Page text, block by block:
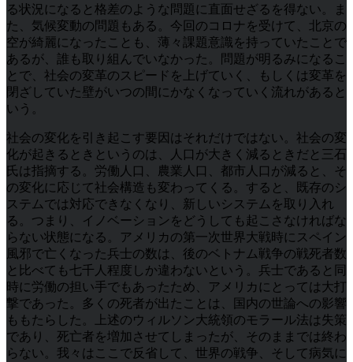
る状況になると格差のような問題に直面せざるを得ない。ま
た、気候変動の問題もある。今回のコロナを受けて、北京の
空が綺麗になったことも、薄々課題意識を持っていたことで
あるが、誰も取り組んでいなかった。問題が明るみになるこ
とで、社会の変革のスピードを上げていく、もしくは変革を
閉ざしていた壁がいつの間にかなくなっていく流れがあると
いう。
社会の変化を引き起こす要因はそれだけではない。社会の変
化が起きるときというのは、人口が大きく減るときだと三石
氏は指摘する。労働人口、農業人口、都市人口が減ると、そ
の変化に応じて社会構造も変わってくる。すると、既存のシ
ステムでは対応できなくなり、新しいシステムを取り入れ
る。つまり、イノベーションをどうしても起こさなければな
らない状態になる。アメリカの第一次世界大戦時にスペイン
風邪で亡くなった兵士の数は、後のベトナム戦争の戦死者数
と比べても七千人程度しか違わないという。兵士であると同
時に労働の担い手でもあったため、アメリカにとっては大打
撃であった。多くの死者が出たことは、国内の世論への影響
ももたらした。上述のウィルソン大統領のモラール法は失策
であり、死亡者を増加させてしまったが、そのままでは終わ
らない。我々はここで反省して、世界の戦争、そして病気に